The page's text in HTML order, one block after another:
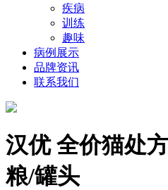
疾病
训练
趣味
病例展示
品牌资讯
联系我们
汉优 全价猫处
粮/罐头